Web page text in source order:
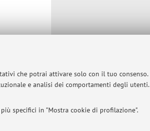
che potrai attivare solo con il tuo consenso.
e analisi dei comportamenti degli utenti.
specifici in "Mostra cookie di profilazione".